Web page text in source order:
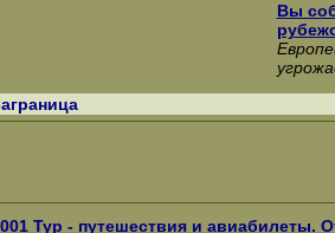
Вы
Тур - путешествия и авиабилеты.